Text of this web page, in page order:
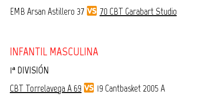
EMB Arsan Astillero 37
70 CBT Garabart Studio
INFANTIL MASCULINA
1ª DIVISIÓN
CBT Torrelavega A 69
19 Cantbasket 2005 A